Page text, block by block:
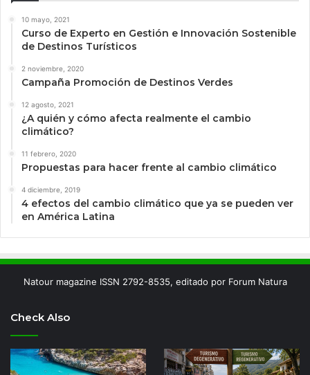
10 mayo, 2021
Curso de Experto en Gestión e Innovación Sostenible
de Destinos Turísticos
2 noviembre, 2020
Campaña Promoción de Destinos Verdes
12 agosto, 2021
¿A quién y cómo afecta realmente el cambio
climático?
11 febrero, 2020
Propuestas para hacer frente al cambio climático
4 diciembre, 2019
4 efectos del cambio climático que ya se pueden ver
en América Latina
Natour magazine ISSN 2792-8535, editado por Forum Natura
Check Also